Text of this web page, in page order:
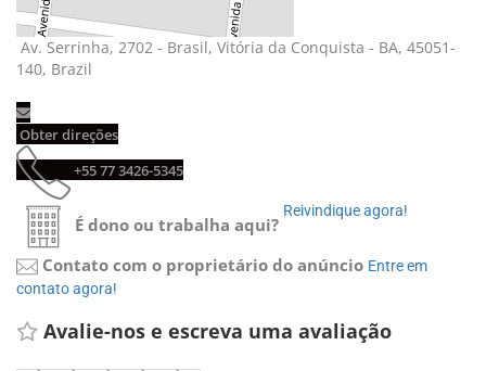
Av. Serrinha, 2702 - Brasil, Vitória da Conquista - BA, 45051-
140, Brazil
Obter direções
+55 77 3426-5345
É dono ou trabalha aqui?
Reivindique agora!
Contato com o proprietário do anúncio Entre em
contato agora!
Avalie-nos e escreva uma avaliação